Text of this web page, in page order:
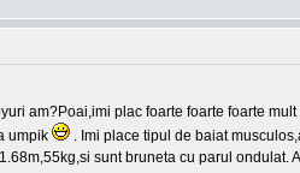
am?Poai,imi plac foarte foarte foarte
umpik
. Imi place tipul de baiat
sunt bruneta cu parul ondulat.